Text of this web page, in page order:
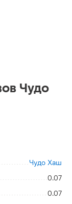
Чудо
Чудо Хаш
0.07
0.07